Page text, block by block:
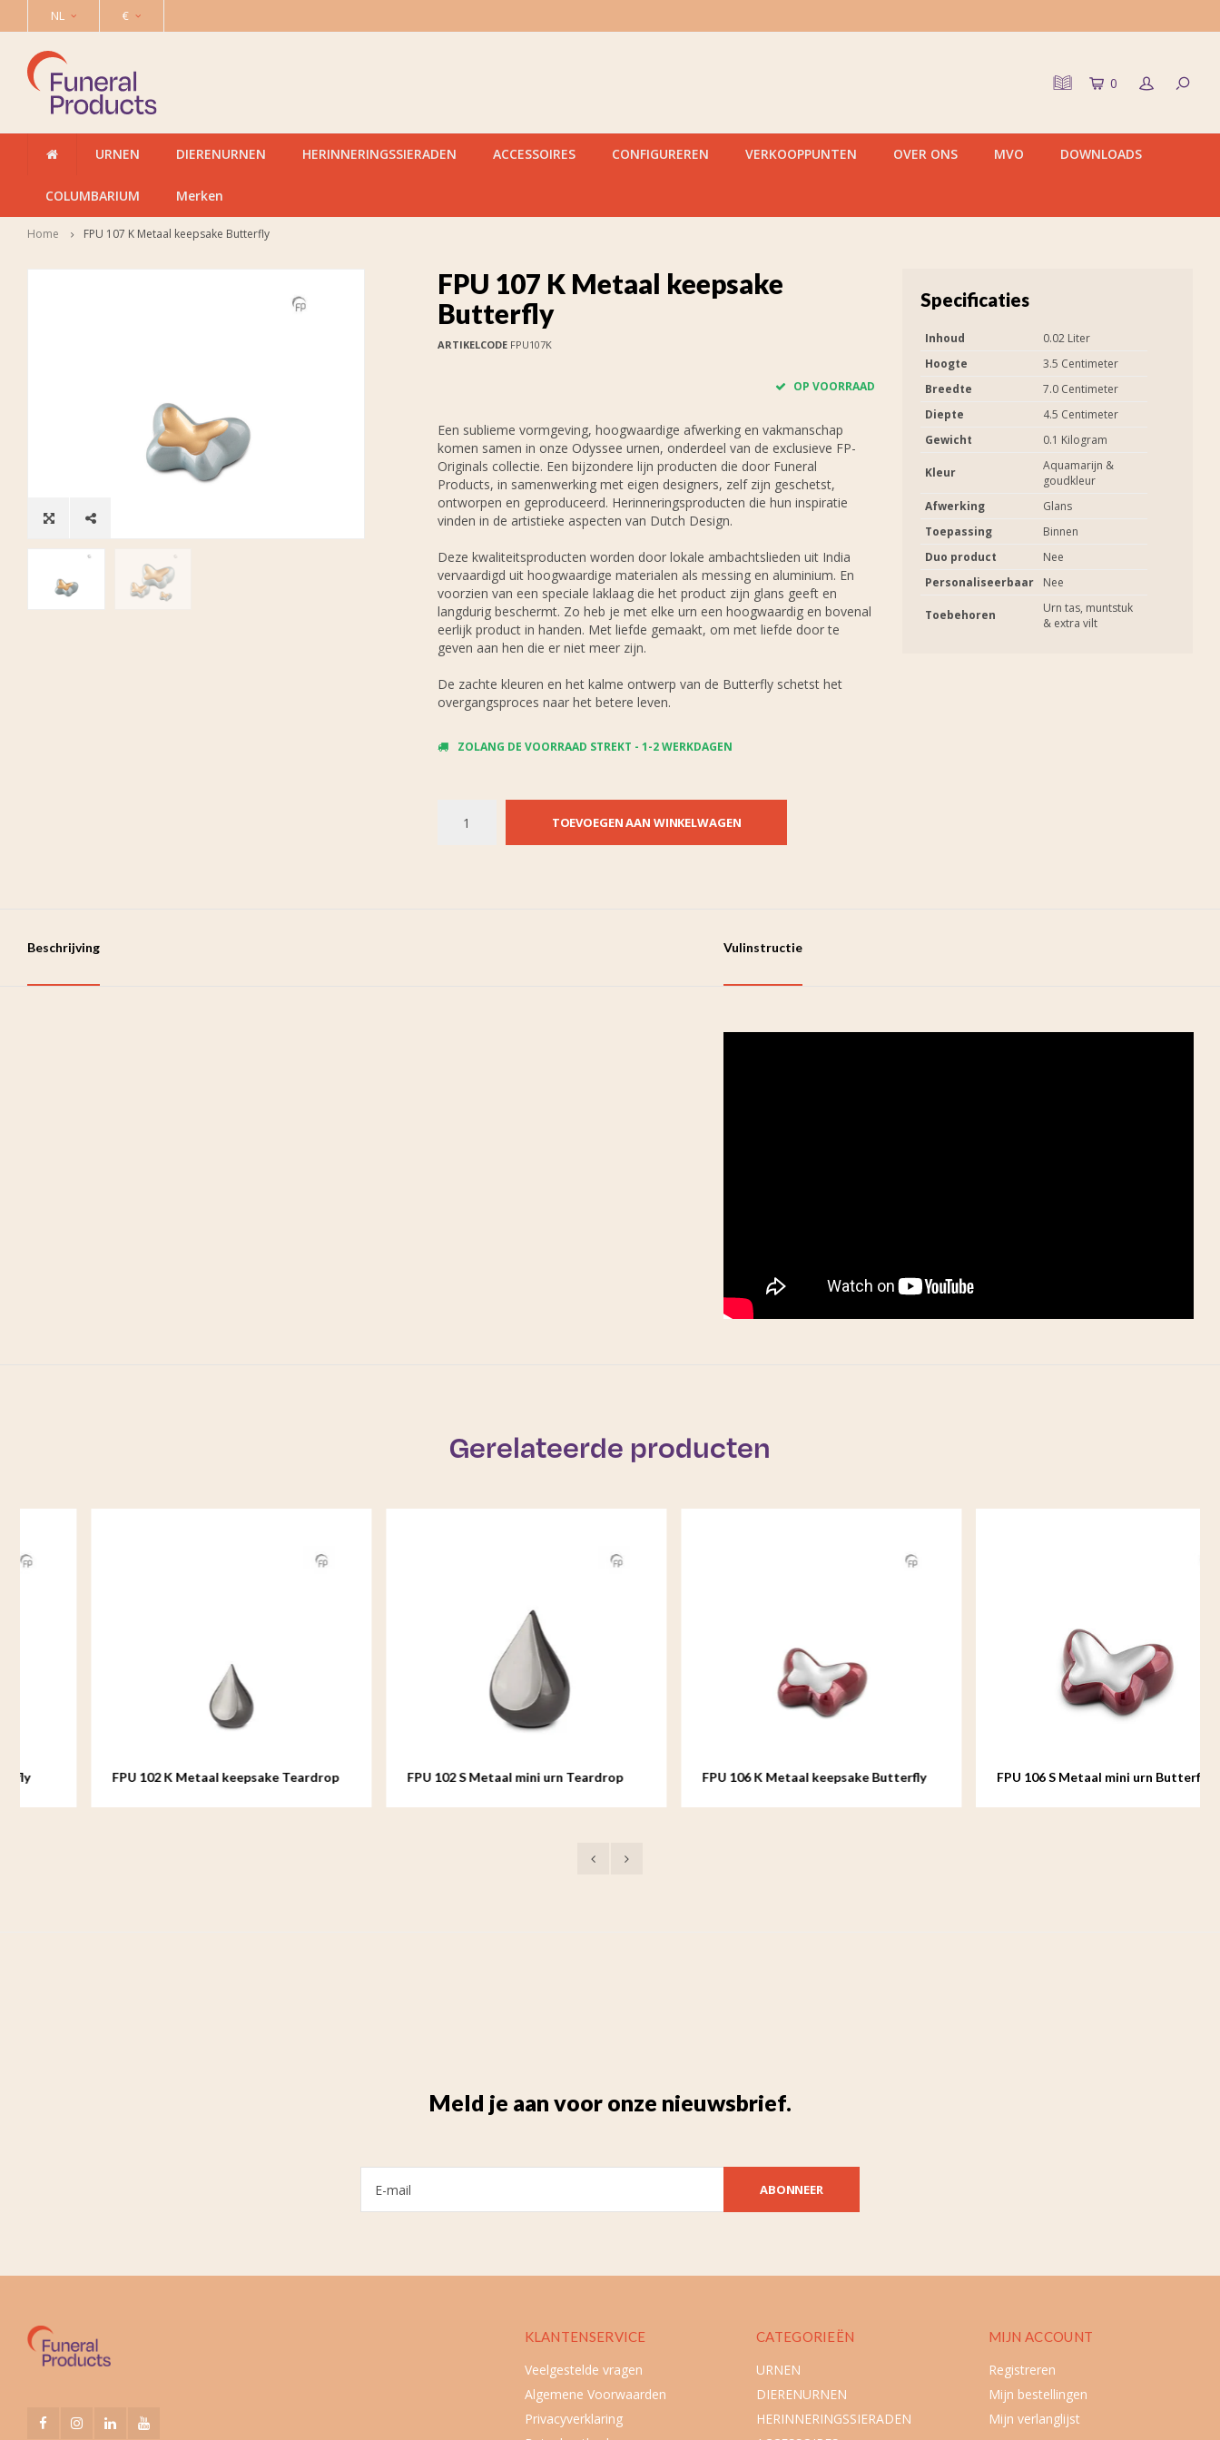
NL €
0
URNEN DIERENURNEN HERINNERINGSSIERADEN ACCESSOIRES CONFIGUREREN VERKOOPPUNTEN OVER ONS MVO DOWNLOADS
COLUMBARIUM Merken
Home FPU 107 K Metaal keepsake Butterfly
FPU 107 K Metaal keepsake
Butterfly
ARTIKELCODEFPU107K
OP VOORRAAD
Een sublieme vormgeving, hoogwaardige afwerking en vakmanschap
komen samen in onze Odyssee urnen, onderdeel van de exclusieve FP-
Originals collectie. Een bijzondere lijn producten die door Funeral
Products, in samenwerking met eigen designers, zelf zijn geschetst,
ontworpen en geproduceerd. Herinneringsproducten die hun inspiratie
vinden in de artistieke aspecten van Dutch Design.
Deze kwaliteitsproducten worden door lokale ambachtslieden uit India
vervaardigd uit hoogwaardige materialen als messing en aluminium. En
voorzien van een speciale laklaag die het product zijn glans geeft en
langdurig beschermt. Zo heb je met elke urn een hoogwaardig en bovenal
eerlijk product in handen. Met liefde gemaakt, om met liefde door te
geven aan hen die er niet meer zijn.
De zachte kleuren en het kalme ontwerp van de Butterfly schetst het
overgangsproces naar het betere leven.
ZOLANG DE VOORRAAD STREKT - 1-2 WERKDAGEN
TOEVOEGEN AAN WINKELWAGEN
Specificaties
Inhoud
0.02 Liter
Hoogte
3.5 Centimeter
Breedte
7.0 Centimeter
Diepte
4.5 Centimeter
Gewicht
0.1 Kilogram
Kleur
Aquamarijn &
goudkleur
Afwerking
Glans
Toepassing
Binnen
Duo product
Nee
Personaliseerbaar
Nee
Toebehoren
Urn tas, muntstuk
& extra vilt
Beschrijving Vulinstructie
Gerelateerde producten
FPU 102 K Metaal keepsake Teardrop FPU 102 S Metaal mini urn Teardrop FPU 106 K Metaal keepsake Butterfly FPU 106 S Metaal mini urn Butterfly
Meld je aan voor onze nieuwsbrief.
ABONNEER
KLANTENSERVICE
Veelgestelde vragen
Algemene Voorwaarden
Privacyverklaring
CATEGORIEËN
URNEN
DIERENURNEN
HERINNERINGSSIERADEN
MIJN ACCOUNT
Registreren
Mijn bestellingen
Mijn verlanglijst